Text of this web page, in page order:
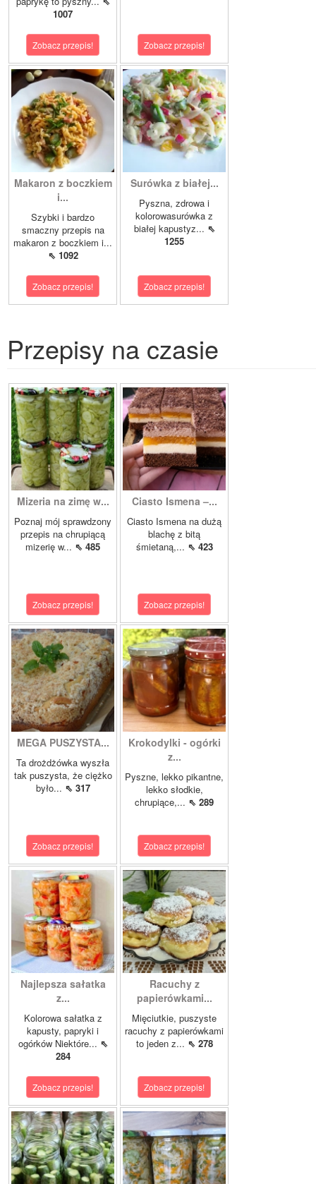
1007
Zobacz przepis! Zobacz przepis!
Makaron z boczkiem
i...
Szybki i bardzo
smaczny przepis na
makaron z boczkiem i...
⇖ 1092
Zobacz przepis!
Surówka z białej...
Pyszna, zdrowa i
kolorowasurówka z
białej kapustyz... ⇖
1255
Zobacz przepis!
Przepisy na czasie
Mizeria na zimę w...
Poznaj mój sprawdzony
przepis na chrupiącą
mizerię w... ⇖ 485
Zobacz przepis!
Ciasto Ismena –...
Ciasto Ismena na dużą
blachę z bitą
śmietaną,... ⇖ 423
Zobacz przepis!
MEGA PUSZYSTA...
Ta drożdżówka wyszła
tak puszysta, że ciężko
było... ⇖ 317
Zobacz przepis!
Krokodylki - ogórki
z...
Pyszne, lekko pikantne,
lekko słodkie,
chrupiące,... ⇖ 289
Zobacz przepis!
Najlepsza sałatka
z...
Kolorowa sałatka z
kapusty, papryki i
ogórków Niektóre... ⇖
284
Zobacz przepis!
Racuchy z
papierówkami...
Mięciutkie, puszyste
racuchy z papierówkami
to jeden z... ⇖ 278
Zobacz przepis!